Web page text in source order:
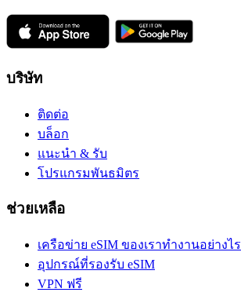
บริษัท
ติดต่อ
บล็อก
แนะนำ & รับ
โปรแกรมพันธมิตร
ช่วยเหลือ
เครือข่าย eSIM ของเราทำงานอย่างไร
อุปกรณ์ที่รองรับ eSIM
VPN ฟรี